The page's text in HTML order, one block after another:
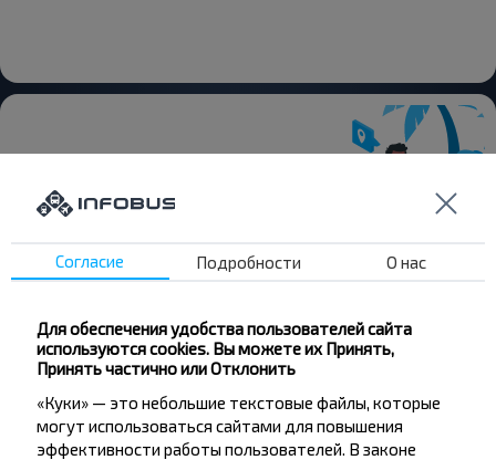
Хотите
путешествовать
Не пропусти специальные акции, скидки и
другие интересные предложения INFOBUS.
Подпишись на получение новостей и
путешествуй с нами дешевле!
Согласие Подробности О нас
Для обеспечения удобства пользователей сайта
используются cookies. Вы можете их Принять,
Принять частично или Отклонить
«Куки» — это небольшие текстовые файлы, которые
могут использоваться сайтами для повышения
эффективности работы пользователей. В законе